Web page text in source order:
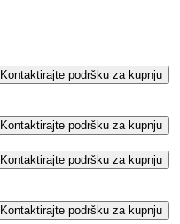
Kontaktirajte podršku za kupnju
Kontaktirajte podršku za kupnju
Kontaktirajte podršku za kupnju
Kontaktirajte podršku za kupnju